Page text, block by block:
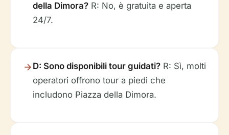
della Dimora? R: No, è gratuita e aperta
24/7.
D: Sono disponibili tour guidati? R: Sì, molti
operatori offrono tour a piedi che
includono Piazza della Dimora.